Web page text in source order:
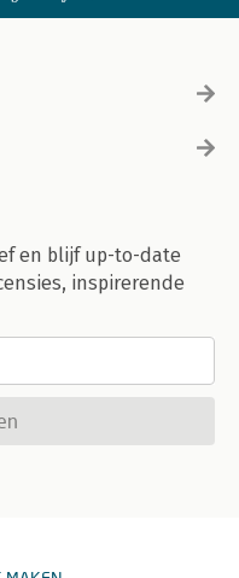
en blijf up-to-date
inspirerende